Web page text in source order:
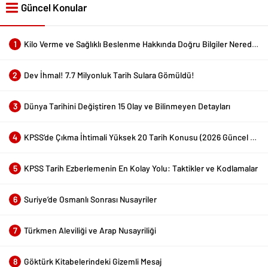
Güncel Konular
1 Kilo Verme ve Sağlıklı Beslenme Hakkında Doğru Bilgiler Nerede Bulunur?
2 Dev İhmal! 7.7 Milyonluk Tarih Sulara Gömüldü!
3 Dünya Tarihini Değiştiren 15 Olay ve Bilinmeyen Detayları
4 KPSS’de Çıkma İhtimali Yüksek 20 Tarih Konusu (2026 Güncel Liste)
5 KPSS Tarih Ezberlemenin En Kolay Yolu: Taktikler ve Kodlamalar
6 Suriye’de Osmanlı Sonrası Nusayriler
7 Türkmen Aleviliği ve Arap Nusayriliği
8 Göktürk Kitabelerindeki Gizemli Mesaj